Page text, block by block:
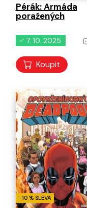
Pérák: Armáda
poražených
7. 10. 2025
Koupit
-10 % SLEVA